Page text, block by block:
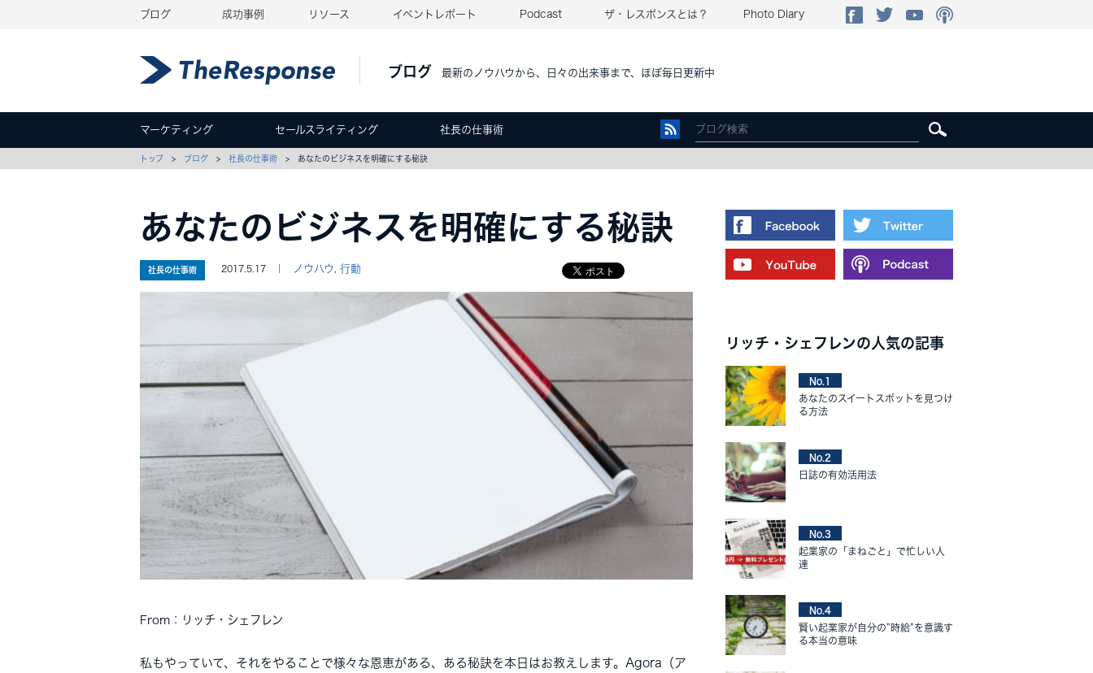
ブログ 成功事例 リソース イベントレポート Podcast ザ・レスポンスとは？ Photo Diary
ブログ 最新のノウハウから、日々の出来事まで、ほぼ毎日更新中
マーケティング セールスライティング 社長の仕事術
トップ > ブログ > 社長の仕事術 > あなたのビジネスを明確にする秘訣
あなたのビジネスを明確にする秘訣
社長の仕事術 2017.5.17 ｜ ノウハウ 行動
From：リッチ・シェフレン
私もやっていて、それをやることで様々な恩恵がある、ある秘訣を本日はお教えします。Agora（ア
リッチ・シェフレンの人気の記事
No.1
あなたのスイートスポットを見つけ
る方法
No.2
日誌の有効活用法
No.3
起業家の「まねごと」で忙しい人
達
No.4
賢い起業家が自分の”時給”を意識す
る本当の意味